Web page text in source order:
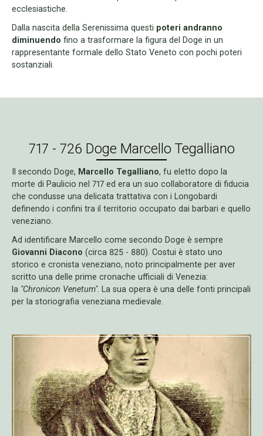
ecclesiastiche.
Dalla nascita della Serenissima questi poteri andranno
diminuendo fino a trasformare la figura del Doge in un
rappresentante formale dello Stato Veneto con pochi poteri
sostanziali.
717 - 726 Doge Marcello Tegalliano
Il secondo Doge, Marcello Tegalliano, fu eletto dopo la
morte di Paulicio nel 717 ed era un suo collaboratore di fiducia
che condusse una delicata trattativa con i Longobardi
definendo i confini tra il territorio occupato dai barbari e quello
veneziano.
Ad identificare Marcello come secondo Doge è sempre
Giovanni Diacono (circa 825 - 880). Costui è stato uno
storico e cronista veneziano, noto principalmente per aver
scritto una delle prime cronache ufficiali di Venezia:
la "Chronicon Venetum". La sua opera è una delle fonti principali
per la storiografia veneziana medievale.